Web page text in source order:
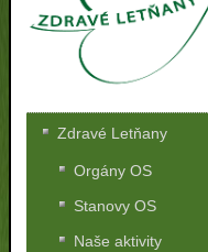
Zdravé Letňany
Orgány OS
Stanovy OS
Naše aktivity